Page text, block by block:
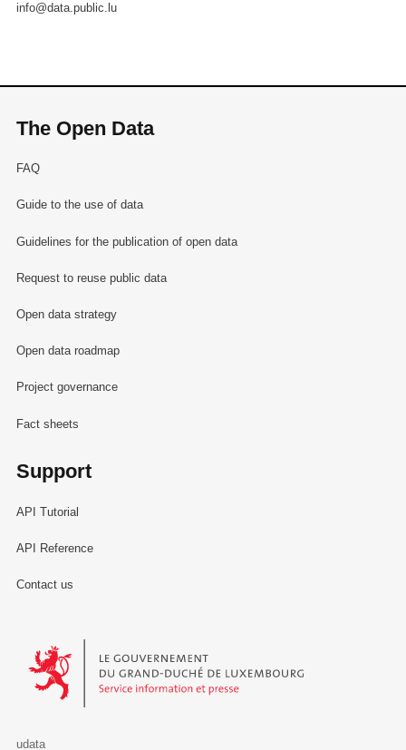
info@data.public.lu
The Open Data
FAQ
Guide to the use of data
Guidelines for the publication of open data
Request to reuse public data
Open data strategy
Open data roadmap
Project governance
Fact sheets
Support
API Tutorial
API Reference
Contact us
Le Gouvernement du Grand-Duché de Luxembourg - Service
udata